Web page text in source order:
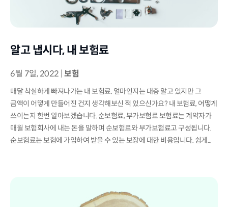
알고 냅시다, 내 보험료
6월 7일, 2022 보험
매달 착실하게 빠져나가는 내 보험료. 얼마인지는 대충 알고 있지만 그
금액이 어떻게 만들어진 건지 생각해보신 적 있으신가요? 내 보험료, 어떻게
쓰이는지 한번 알아보겠습니다. 순보험료, 부가보험료 보험료는 계약자가
매월 보험회사에 내는 돈을 말하며 순보험료와 부가보험료고 구성됩니다.
순보험료는 보험에 가입하여 받을 수 있는 보장에 대한 비용입니다. 쉽게...